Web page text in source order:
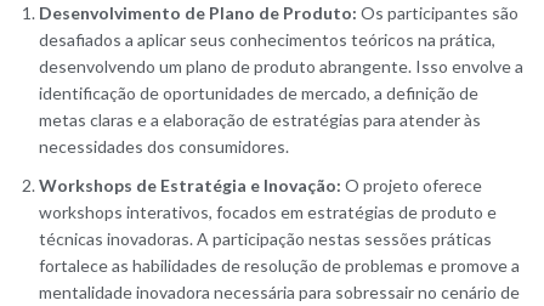
Desenvolvimento de Plano de Produto: Os participantes são
desafiados a aplicar seus conhecimentos teóricos na prática,
desenvolvendo um plano de produto abrangente. Isso envolve a
identificação de oportunidades de mercado, a definição de
metas claras e a elaboração de estratégias para atender às
necessidades dos consumidores.
Workshops de Estratégia e Inovação: O projeto oferece
workshops interativos, focados em estratégias de produto e
técnicas inovadoras. A participação nestas sessões práticas
fortalece as habilidades de resolução de problemas e promove a
mentalidade inovadora necessária para sobressair no cenário de